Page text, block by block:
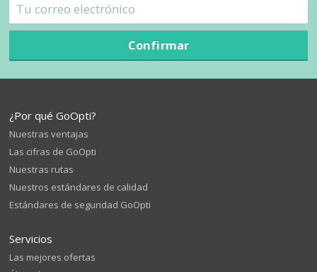
Confirmar
¿Por qué GoOpti?
Nuestras ventajas
Las cifras de GoOpti
Nuestras rutas
Nuestros estándares de calidad
Estándares de seguridad GoOpti
Servicios
Las mejores ofertas